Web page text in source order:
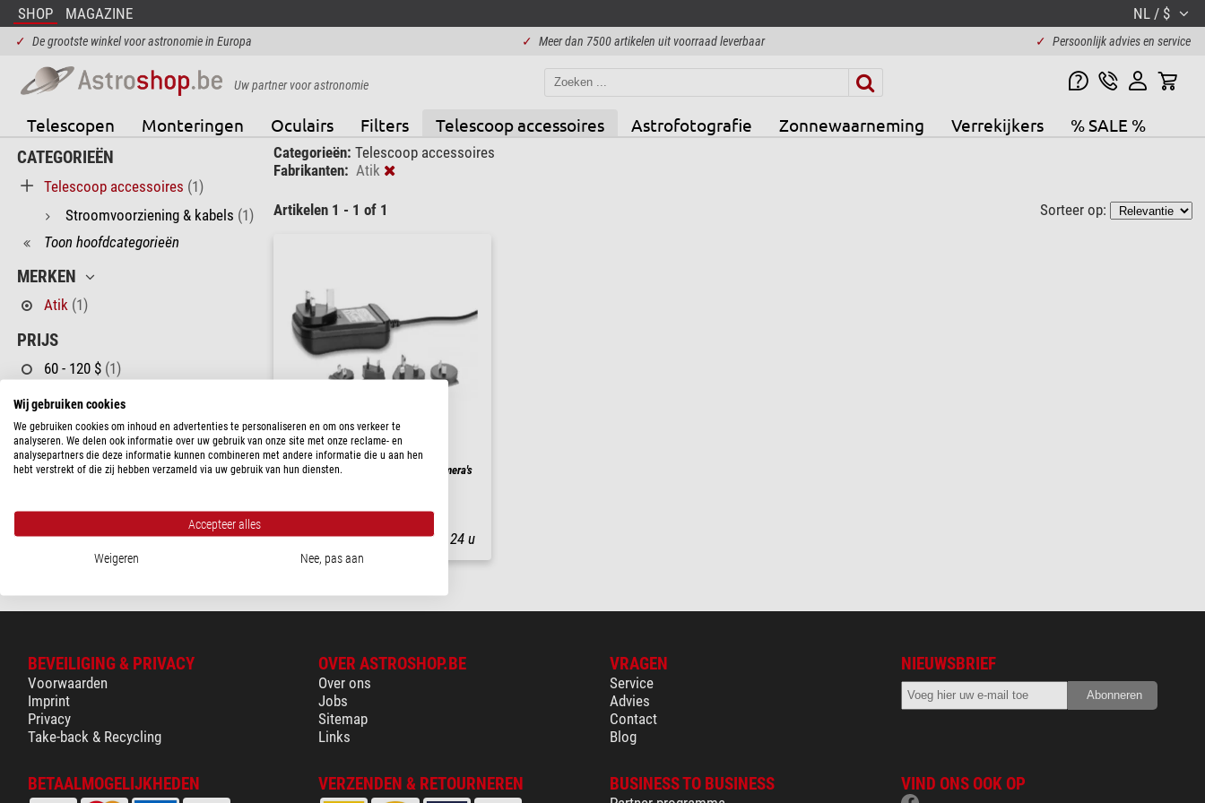
SHOP MAGAZINE NL / $
✓ De grootste winkel voor astronomie in Europa ✓ Meer dan 7500 artikelen uit voorraad leverbaar ✓ Persoonlijk advies en service
Uw partner voor astronomie
Telescopen Monteringen Oculairs Filters Telescoop accessoires Astrofotografie Zonnewaarneming Verrekijkers % SALE %
CATEGORIEËN
Telescoop accessoires (1)
Stroomvoorziening & kabels (1)
Toon hoofdcategorieën
MERKEN
Atik (1)
PRIJS
60 - 120 $ (1)
LEVERINGS STATUS
in voorraad(1)
Categorieën: Telescoop accessoires
Fabrikanten: Atik
Artikelen 1 - 1 of 1 Sorteer op:
Atik
Stroomvoorziening Voeding, voor camera's
$ 69,00
Klaar voor verzending in 24 u
BEVEILIGING & PRIVACY
Voorwaarden
Imprint
Privacy
Take-back & Recycling
OVER ASTROSHOP.BE
Over ons
Jobs
Sitemap
Links
VRAGEN
Service
Advies
Contact
Blog
NIEUWSBRIEF
BETAALMOGELIJKHEDEN VERZENDEN & RETOURNEREN BUSINESS TO BUSINESS VIND ONS OOK OP
Wij gebruiken cookies
We gebruiken cookies om inhoud en advertenties te personaliseren en om ons verkeer te
analyseren. We delen ook informatie over uw gebruik van onze site met onze reclame- en
analysepartners die deze informatie kunnen combineren met andere informatie die u aan hen
hebt verstrekt of die zij hebben verzameld via uw gebruik van hun diensten.
Accepteer alles
Weigeren Nee, pas aan